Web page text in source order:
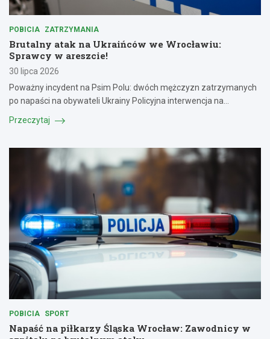
POBICIA ZATRZYMANIA
Brutalny atak na Ukraińców we Wrocławiu:
Sprawcy w areszcie!
30 lipca 2026
Poważny incydent na Psim Polu: dwóch mężczyzn zatrzymanych
po napaści na obywateli Ukrainy Policyjna interwencja na…
Przeczytaj
POBICIA SPORT
Napaść na piłkarzy Śląska Wrocław: Zawodnicy w